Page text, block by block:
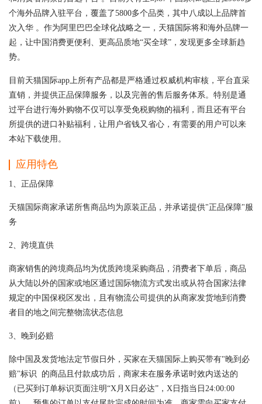
个海外品牌入驻平台，覆盖了5800多个品类，其中八成以上品牌首
次入华 。作为阿里巴巴全球化战略之一，天猫国际将和海外品牌一
起，让中国消费更便利、更高品质地“买全球”，发现更多全球新趋
势。
目前天猫国际app上所有产品都是严格通过权威机构审核，平台直采
直销，并提供正品保障服务，以及完善的售后服务体系。特别是通
过平台进行海外购物不仅可以享受免税购物的福利，而且还有平台
所提供的进口补贴福利，让用户省钱又省心，有需要的用户可以来
本站下载使用。
应用特色
1、正品保障
天猫国际商家承诺所售商品均为原装正品，并承诺提供"正品保障"服
务
2、跨境直供
商家销售的跨境商品均为优质跨境采购商品，消费者下单后，商品
从大陆以外的国家或地区通过国际物流方式发出或从符合国家法律
规定的中国保税区发出，且有物流公司提供的从商家发货地到消费
者目的地之间完整物流状态信息
3、晚到必赔
除中国及发货地法定节假日外，买家在天猫国际上购买带有"晚到必
赔"标识 的商品且付款成功后，商家未在服务承诺时效内送达的
（已买到订单标识页面注明“X月X日必达”，X日指当日24:00:00